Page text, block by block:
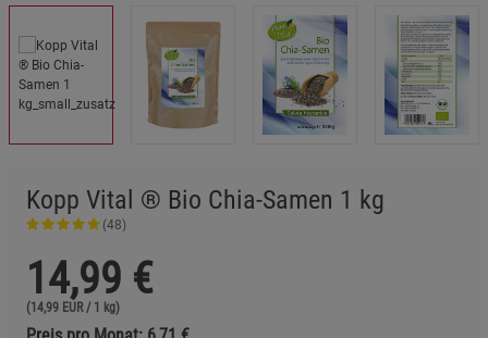
Kopp Vital ® Bio Chia-Samen 1 kg
(48)
14,99 €
(14,99 EUR / 1 kg)